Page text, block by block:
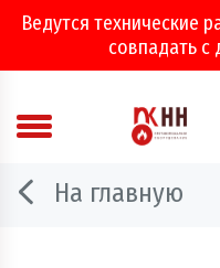
Ведутся технические
совпадать с
Аварийно -
На главную